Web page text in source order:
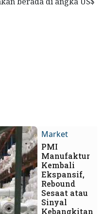
Market
PMI
Manufaktur
Kembali
Ekspansif,
Rebound
Sesaat atau
Sinyal
Kebangkitan